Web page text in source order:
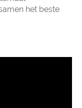
het beste